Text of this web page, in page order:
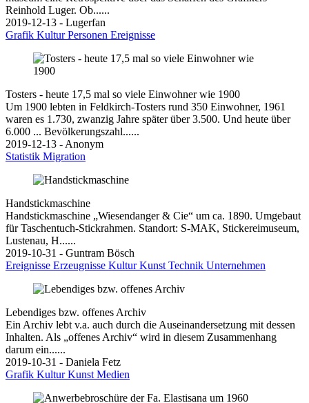
Reinhold Luger. Ob......
2019-12-13 - Lugerfan
Grafik KulturPersonen Ereignisse
Tosters - heute 17,5 mal so viele Einwohner wie 1900
Um 1900 lebten in Feldkirch-Tosters rund 350 Einwohner, 1961
waren es 1.730, zwanzig Jahre später über 3.500. Und heute über
6.000 ... Bevölkerungszahl......
2019-12-13 - Anonym
Statistik Migration
Handstickmaschine
Handstickmaschine „Wiesendanger & Cie“ um ca. 1890. Umgebaut
für Taschentuch-Stickrahmen. Standort: S-MAK, Stickereimuseum,
Lustenau, H......
2019-10-31 - Guntram Bösch
Ereignisse Erzeugnisse KulturKunst Technik Unternehmen
Lebendiges bzw. offenes Archiv
Ein Archiv lebt v.a. auch durch die Auseinandersetzung mit dessen
Inhalten. Als „offenes Archiv“ wird in diesem Zusammenhang
darum ein......
2019-10-31 - Daniela Fetz
Grafik KulturKunst Medien